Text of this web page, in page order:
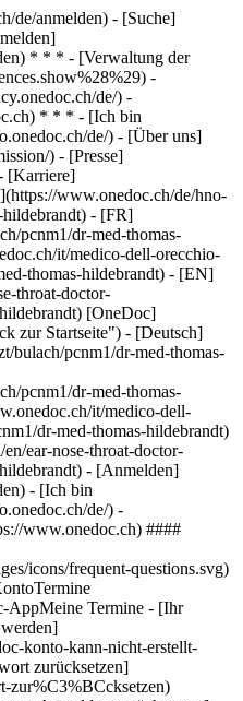
de/anmelden) - [Suche]
* * * - [Verwaltung der
-
de/) -
* * * - [Ich bin
de/) - [Über uns]
) - [Presse]
[Karriere]
www.onedoc.ch/de/hno-
hildebrandt) - [FR]
pcnm1/dr-med-thomas-
it/medico-dell-orecchio-
thomas-hildebrandt) - [EN]
throat-doctor-
[OneDoc]
zur Startseite") - [Deutsch]
bulach/pcnm1/dr-med-thomas-
pcnm1/dr-med-thomas-
it/medico-dell-
dr-med-thomas-hildebrandt)
ear-nose-throat-doctor-
- [Anmelden]
- [Ich bin
de/) -
www.onedoc.ch) ####
icons/frequent-questions.svg)
AppMeine Termine - [Ihr
konto-kann-nicht-erstellt-
zurücksetzen]
zur%C3%BCcksetzen)